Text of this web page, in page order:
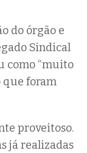
do órgão e
Sindical
como “muito
que foram
proveitoso.
já realizadas